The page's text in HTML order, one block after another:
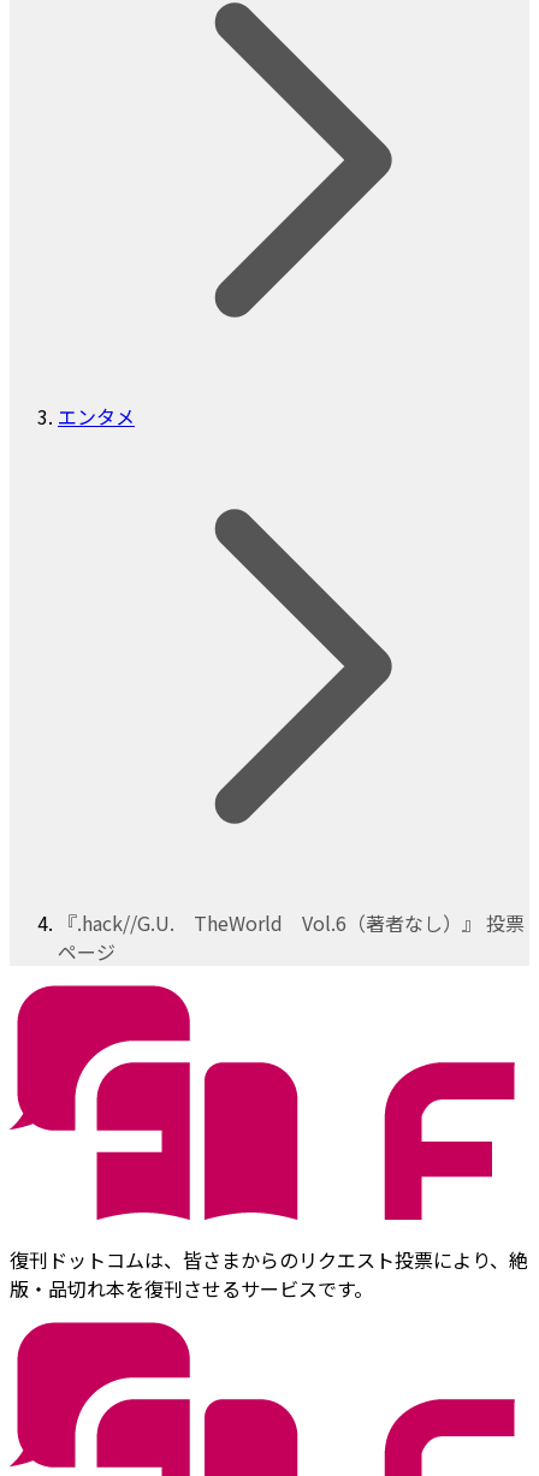
エンタメ
『.hack//G.U. TheWorld Vol.6（著者なし）』 投票
ページ
復刊ドットコムは、皆さまからのリクエスト投票により、絶
版・品切れ本を復刊させるサービスです。